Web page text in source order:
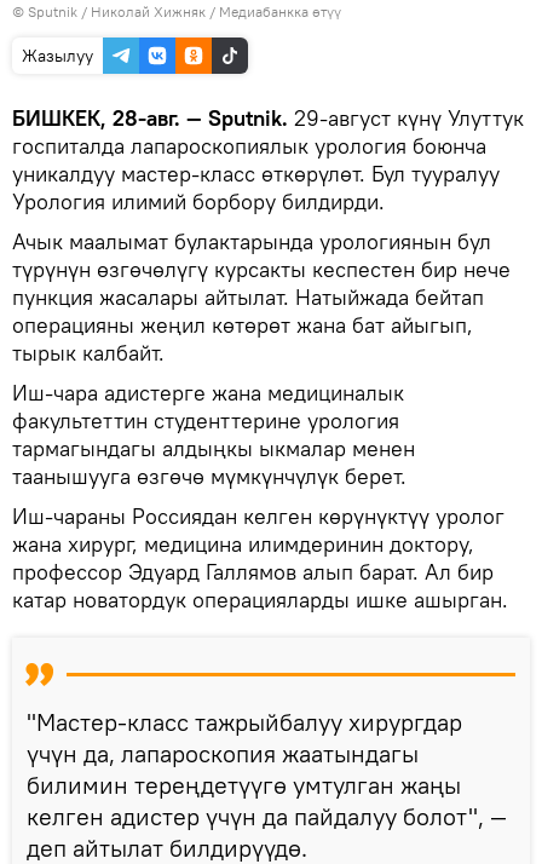
© Sputnik / Николай Хижняк / Медиабанкка өтүү
Жазылуу
БИШКЕК, 28-авг. — Sputnik. 29-август күнү Улуттук
госпиталда лапароскопиялык урология боюнча
уникалдуу мастер-класс өткөрүлөт. Бул тууралуу
Урология илимий борбору билдирди.
Ачык маалымат булактарында урологиянын бул
түрүнүн өзгөчөлүгү курсакты кеспестен бир нече
пункция жасалары айтылат. Натыйжада бейтап
операцияны жеңил көтөрөт жана бат айыгып,
тырык калбайт.
Иш-чара адистерге жана медициналык
факультеттин студенттерине урология
тармагындагы алдыңкы ыкмалар менен
таанышууга өзгөчө мүмкүнчүлүк берет.
Иш-чараны Россиядан келген көрүнүктүү уролог
жана хирург, медицина илимдеринин доктору,
профессор Эдуард Галлямов алып барат. Ал бир
катар новатордук операцияларды ишке ашырган.
"Мастер-класс тажрыйбалуу хирургдар
үчүн да, лапароскопия жаатындагы
билимин тереңдетүүгө умтулган жаңы
келген адистер үчүн да пайдалуу болот", —
деп айтылат билдирүүдө.